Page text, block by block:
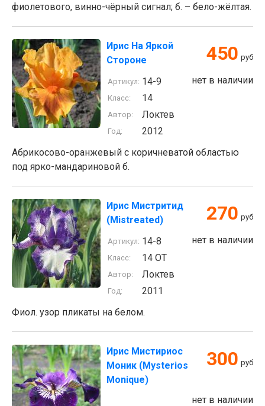
фиолетового, винно-чёрный сигнал; б. – бело-жёлтая.
Ирис На Яркой
Стороне
450 руб
нет в наличии
Артикул: 14-9
Класс: 14
Автор: Локтев
Год:
2012
Абрикосово-оранжевый с коричневатой областью
под ярко-мандариновой б.
Ирис Мистритид
(Mistreated)
270 руб
нет в наличии
Артикул: 14-8
Класс: 14 ОТ
Автор: Локтев
Год:
2011
Фиол. узор пликаты на белом.
Ирис Мистириос
Моник (Mysterios
Monique)
300 руб
нет в наличии